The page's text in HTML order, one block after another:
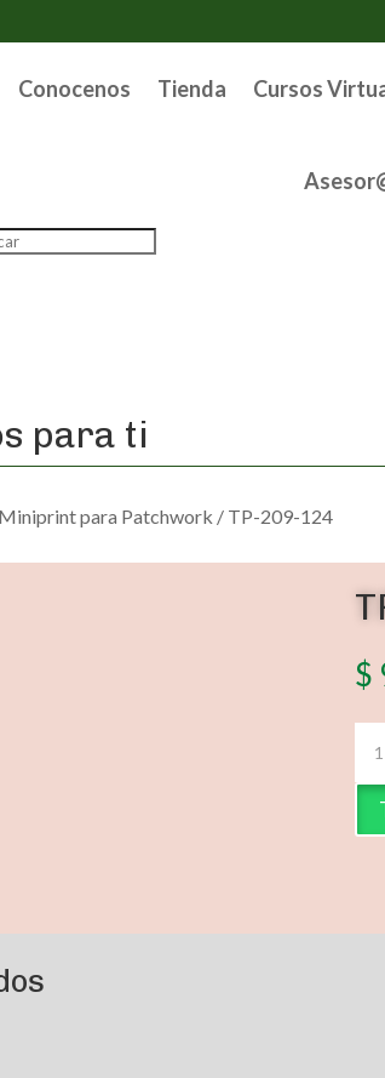
Conocenos Tienda Cursos
para ti
para Patchwork / TP-209-124
$
209-
124